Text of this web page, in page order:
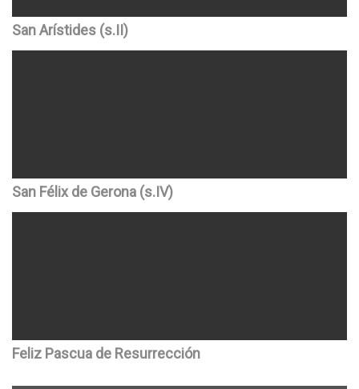
San Arístides (s.II)
San Félix de Gerona (s.IV)
Feliz Pascua de Resurrección